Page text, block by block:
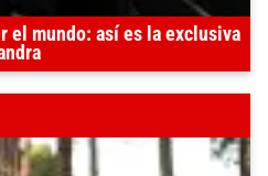
el mundo: así es la exclusiva